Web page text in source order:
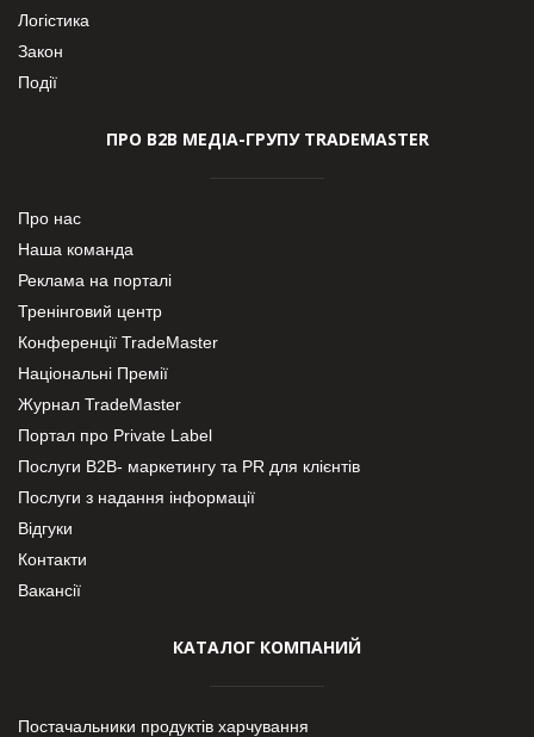
Логістика
Закон
Події
ПРО В2В МЕДІА-ГРУПУ TRADEMASTER
Про нас
Наша команда
Реклама на порталі
Тренінговий центр
Конференції TradeMaster
Національні Премії
Журнал TradeMaster
Портал про Private Label
Послуги В2В- маркетингу та PR для клієнтів
Послуги з надання інформації
Відгуки
Контакти
Вакансії
КАТАЛОГ КОМПАНИЙ
Постачальники продуктів харчування